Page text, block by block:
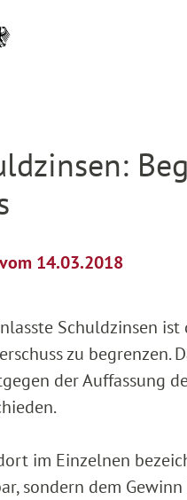
14.03.2018
Schuldzinsen
zu begrenzen.
der Auffassung
im Einzelnen
sondern dem